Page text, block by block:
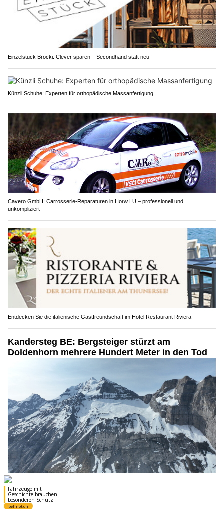
Einzelstück Brocki: Clever sparen – Secondhand statt neu
Künzli Schuhe: Experten für orthopädische Massanfertigung
Cavero GmbH: Carrosserie-Reparaturen in Horw LU – professionell und
unkompliziert
Entdecken Sie die italienische Gastfreundschaft im Hotel Restaurant Riviera
Kandersteg BE: Bergsteiger stürzt am
Doldenhorn mehrere Hundert Meter in den Tod